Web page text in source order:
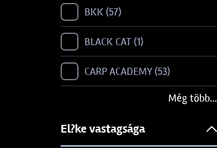
BKK 57
BLACK CAT 1
CARP ACADEMY 53
CAT SPIRIT 3
Még több...
El?ke vastagsága